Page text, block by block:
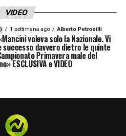
VIDEO
1 settimana ago Alberto Petrosilli
voleva solo la Nazionale. Vi
successo davvero dietro le quinte
Primavera male del
ESCLUSIVA e VIDEO